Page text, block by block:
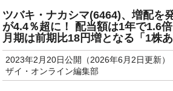
ツバキ・ナカシマ(6464)、増配を
が4.4％超に！ 配当額は1年で1.6
月期は前期比18円増となる「1株
2023年2月20日公開（2026年6月2日更新）
ザイ・オンライン編集部